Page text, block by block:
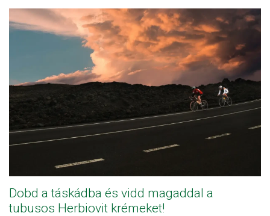
Dobd a táskádba és vidd magaddal a
tubusos Herbiovit krémeket!